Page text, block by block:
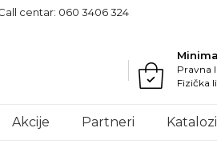
centar: 060 3406 324
Pravna
Fizička
Akcije Partneri